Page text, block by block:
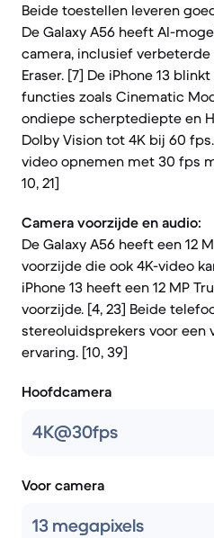
Beide toestellen leveren
De Galaxy A56 heeft AI-
camera, inclusief
Eraser. [7] De iPhone 13
functies zoals Cinematic
ondiepe scherptediepte en
Dolby Vision tot 4K bij 60
video opnemen met 30 fps
10, 21]
Camera voorzijde en audio:
De Galaxy A56 heeft een 12
voorzijde die ook 4K-video
iPhone 13 heeft een 12 MP
voorzijde. [4, 23] Beide
stereoluidsprekers voor een
ervaring. [10, 39]
Hoofdcamera
4K@30fps
Voor camera
13 megapixels